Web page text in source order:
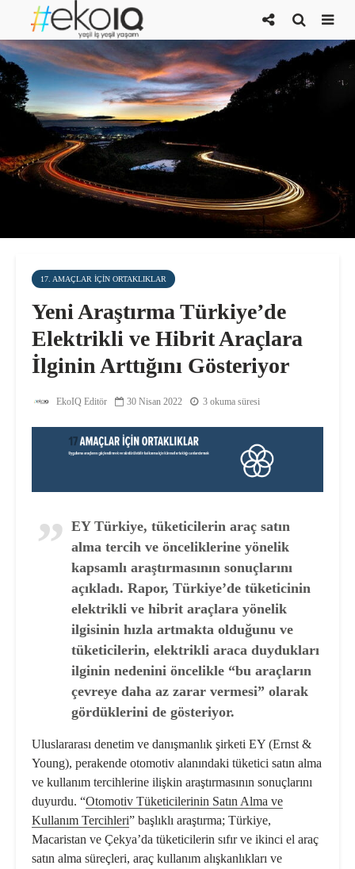
17. AMAÇLAR IÇIN ORTAKLIKLAR
Yeni Araştırma Türkiye’de
Elektrikli ve Hibrit Araçlara
İlginin Arttığını Gösteriyor
EkoIQ Editör 30 Nisan 2022 3 okuma süresi
EY Türkiye, tüketicilerin araç satın
alma tercih ve önceliklerine yönelik
kapsamlı araştırmasının sonuçlarını
açıkladı. Rapor, Türkiye’de tüketicinin
elektrikli ve hibrit araçlara yönelik
ilgisinin hızla artmakta olduğunu ve
tüketicilerin, elektrikli araca duydukları
ilginin nedenini öncelikle “bu araçların
çevreye daha az zarar vermesi” olarak
gördüklerini de gösteriyor.
Uluslararası denetim ve danışmanlık şirketi EY (Ernst &
Young), perakende otomotiv alanındaki tüketici satın alma
ve kullanım tercihlerine ilişkin araştırmasının sonuçlarını
duyurdu. “Otomotiv Tüketicilerinin Satın Alma ve
Kullanım Tercihleri” başlıklı araştırma; Türkiye,
Macaristan ve Çekya’da tüketicilerin sıfır ve ikinci el araç
satın alma süreçleri, araç kullanım alışkanlıkları ve